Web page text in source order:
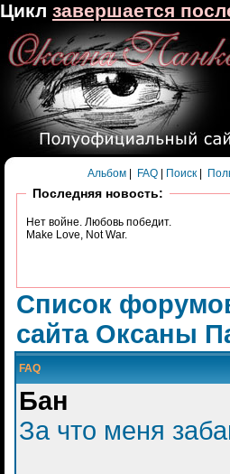
Альбом FAQ Поиск
Последняя новость:
Нет войне. Любовь победит.
Make Love, Not War.
Список
сайта Оксаны
FAQ
Бан
За что меня
Цикл завершается